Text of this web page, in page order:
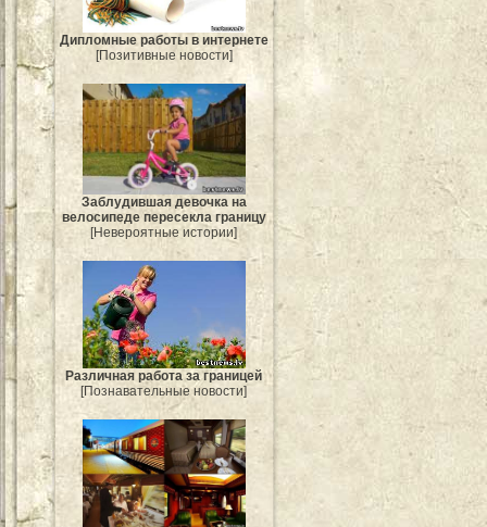
Дипломные работы в интернете
[Позитивные новости]
Заблудившая девочка на
велосипеде пересекла границу
[Невероятные истории]
Различная работа за границей
[Познавательные новости]